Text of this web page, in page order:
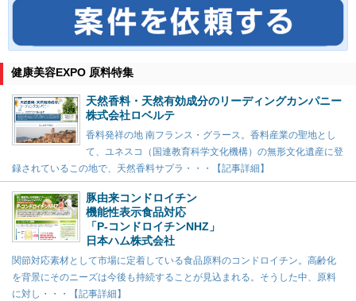
健康美容EXPO 原料特集
天然香料・天然有効成分のリーディングカンパニー
株式会社ロベルテ
香料発祥の地 南フランス・グラース。香料産業の聖地とし
て、ユネスコ（国連教育科学文化機構）の無形文化遺産に登
録されているこの地で、天然香料サプラ・・・【記事詳細】
豚由来コンドロイチン
機能性表示食品対応
「P-コンドロイチンNHZ」
日本ハム株式会社
関節対応素材として市場に定着している食品原料のコンドロイチン。高齢化
を背景にそのニーズは今後も持続することが見込まれる。そうした中、原料
に対し・・・【記事詳細】